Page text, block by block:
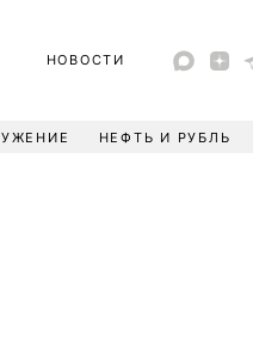
НОВОСТИ
НЕФТЬ И РУБЛЬ